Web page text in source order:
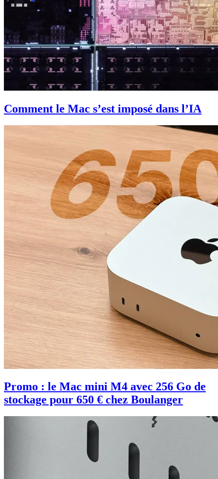
Comment le Mac s’est imposé dans l’IA
Promo : le Mac mini M4 avec 256 Go de
stockage pour 650 € chez Boulanger